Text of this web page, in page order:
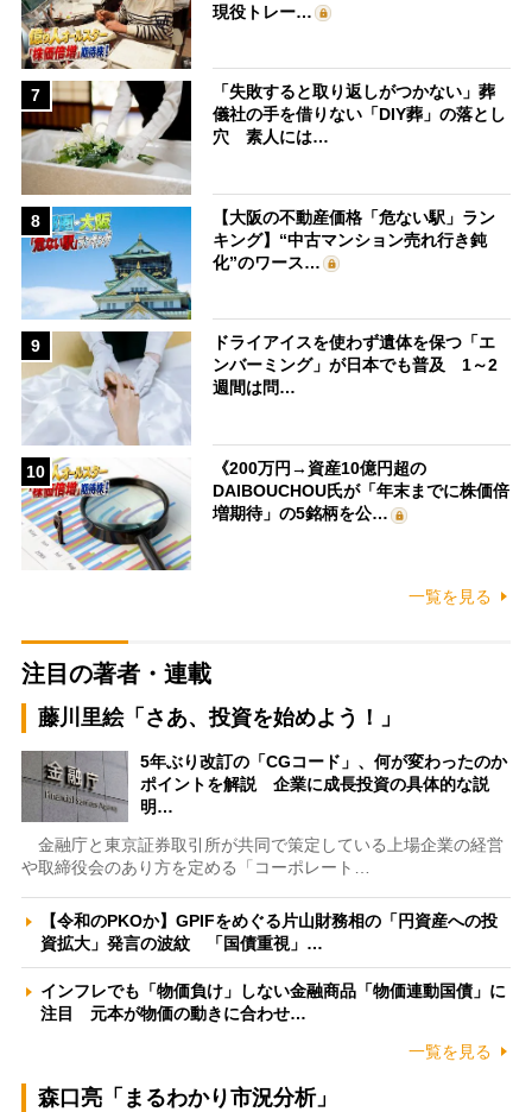
現役トレー…
7
「失敗すると取り返しがつかない」葬
儀社の手を借りない「DIY葬」の落とし
穴 素人には…
8
【大阪の不動産価格「危ない駅」ラン
キング】“中古マンション売れ行き鈍
化”のワース…
9
ドライアイスを使わず遺体を保つ「エ
ンバーミング」が日本でも普及 1～2
週間は問…
10
《200万円→資産10億円超の
DAIBOUCHOU氏が「年末までに株価倍
増期待」の5銘柄を公…
一覧を見る
注目の著者・連載
藤川里絵「さあ、投資を始めよう！」
5年ぶり改訂の「CGコード」、何が変わったのか
ポイントを解説 企業に成長投資の具体的な説
明…
金融庁と東京証券取引所が共同で策定している上場企業の経営
や取締役会のあり方を定める「コーポレート…
【令和のPKOか】GPIFをめぐる片山財務相の「円資産への投
資拡大」発言の波紋 「国債重視」…
インフレでも「物価負け」しない金融商品「物価連動国債」に
注目 元本が物価の動きに合わせ…
一覧を見る
森口亮「まるわかり市況分析」